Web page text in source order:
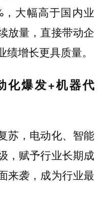
，大幅高于国内业
放量，直接带动企
增长更具质量。
化爆发+机器代
苏，电动化、智能
，赋予行业长期成
来袭，成为行业最